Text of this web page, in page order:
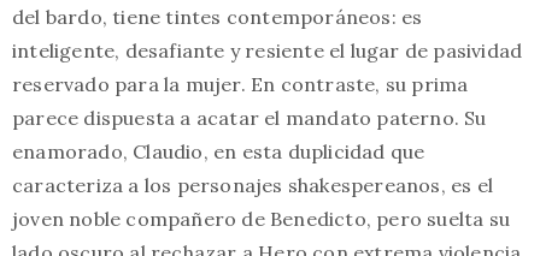
del bardo, tiene tintes contemporáneos: es
inteligente, desafiante y resiente el lugar de pasividad
reservado para la mujer. En contraste, su prima
parece dispuesta a acatar el mandato paterno. Su
enamorado, Claudio, en esta duplicidad que
caracteriza a los personajes shakespereanos, es el
joven noble compañero de Benedicto, pero suelta su